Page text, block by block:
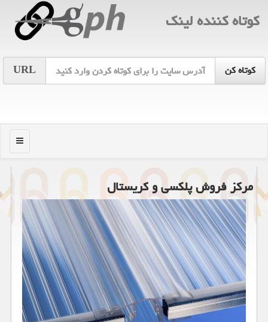
كوتاه كننده لینك
URL
منو
مركز فروش پلكسی و كریستال